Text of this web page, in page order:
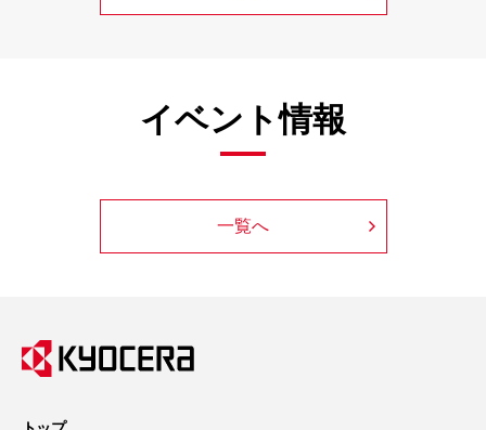
イベント情報
一覧へ